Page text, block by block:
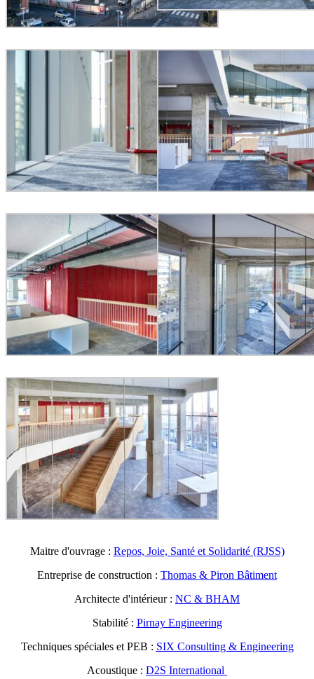
Maitre d'ouvrage : Repos, Joie, Santé et Solidarité (RJSS)
Entreprise de construction : Thomas & Piron Bâtiment
Architecte d'intérieur : NC & BHAM
Stabilité : Pirnay Engineering
Techniques spéciales et PEB : SIX Consulting & Engineering
Acoustique : D2S International